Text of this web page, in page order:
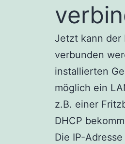
Jetzt kann der
verbunden
installierten
möglich ein
z.B. einer
DHCP
Die IP-